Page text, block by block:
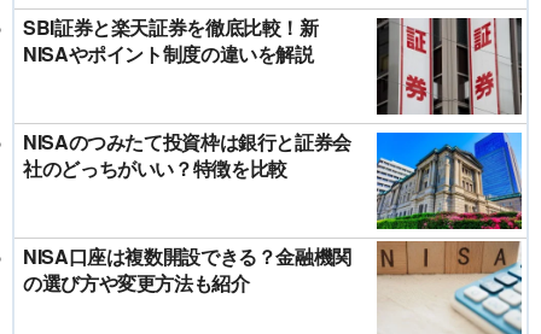
SBI証券と楽天証券を徹底比較！新
NISAやポイント制度の違いを解説
NISAのつみたて投資枠は銀行と証券会
社のどっちがいい？特徴を比較
NISA口座は複数開設できる？金融機関
の選び方や変更方法も紹介